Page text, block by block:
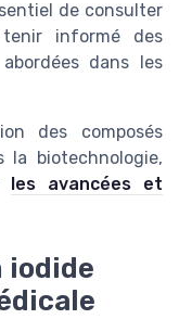
de consulter
informé des
dans les
des composés
biotechnologie,
les avancées et
iodide